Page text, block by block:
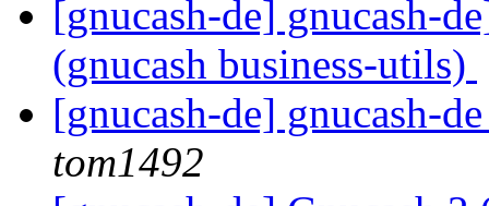
[gnucash-de] gnucash-
(gnucash business-utils)
[gnucash-de] gnucash-
tom1492